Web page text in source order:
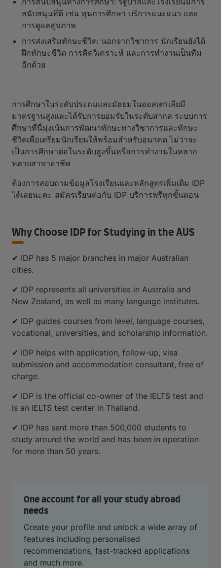
สนับสนุนที่ดี เช่น ทุนการศึกษา บริการแนะแนว และ
การดูแลสุขภาพ
การส่งเสริมทักษะชีวิต: นอกจากวิชาการ นักเรียนยังได้
ฝึกทักษะชีวิต การคิดวิเคราะห์ และการทำงานเป็นทีม
อีกด้วย
การศึกษาในระดับประถมและมัธยมในออสเตรเลียมี
มาตรฐานสูงและได้รับการยอมรับในระดับสากล ระบบการ
ศึกษาที่นี่มุ่งเน้นการพัฒนาทักษะทางวิชาการและทักษะ
ชีวิตเพื่อเตรียมนักเรียนให้พร้อมสำหรับอนาคต ไม่ว่าจะ
เป็นการศึกษาต่อในระดับสูงขึ้นหรือการทำงานในหลาก
หลายสาขาอาชีพ
ต้องการสอบถามข้อมูลโรงเรียนและหลักสูตรเพิ่มเติม IDP
ได้เลยนะคะ สมัครเรียนต่อกับ IDP บริการฟรีทุกขั้นตอน
Why Choose IDP for Studying in the AUS
✔ IDP has 5 major branches in major Australian
cities.
✔ IDP represents all universities in Australia and
New Zealand, as well as many language institutes.
✔ IDP guides courses from level, language courses,
vocational, universities, and scholarship information.
✔ IDP helps with application, follow-up, visa
submission and accommodation consultant, free of
charge.
✔ IDP is the official co-owner of the IELTS test and
is an IELTS test center in Thailand.
✔ IDP has sent more than 500,000 students to
study around the world and has been in operation
for more than 50 years.
One account for all your study abroad
needs
Create your profile and unlock a wide array of
features including personalised
recommendations, fast-tracked applications
and much more.